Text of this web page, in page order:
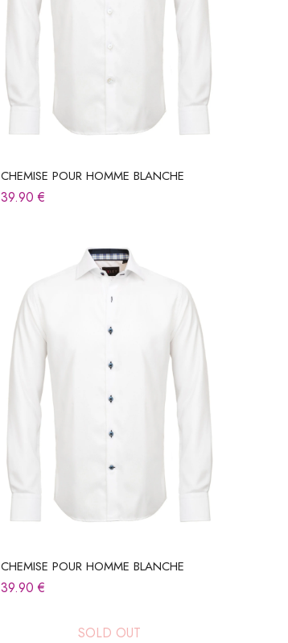
CHEMISE POUR HOMME BLANCHE
39.90€
CHEMISE POUR HOMME BLANCHE
39.90€
SOLD OUT